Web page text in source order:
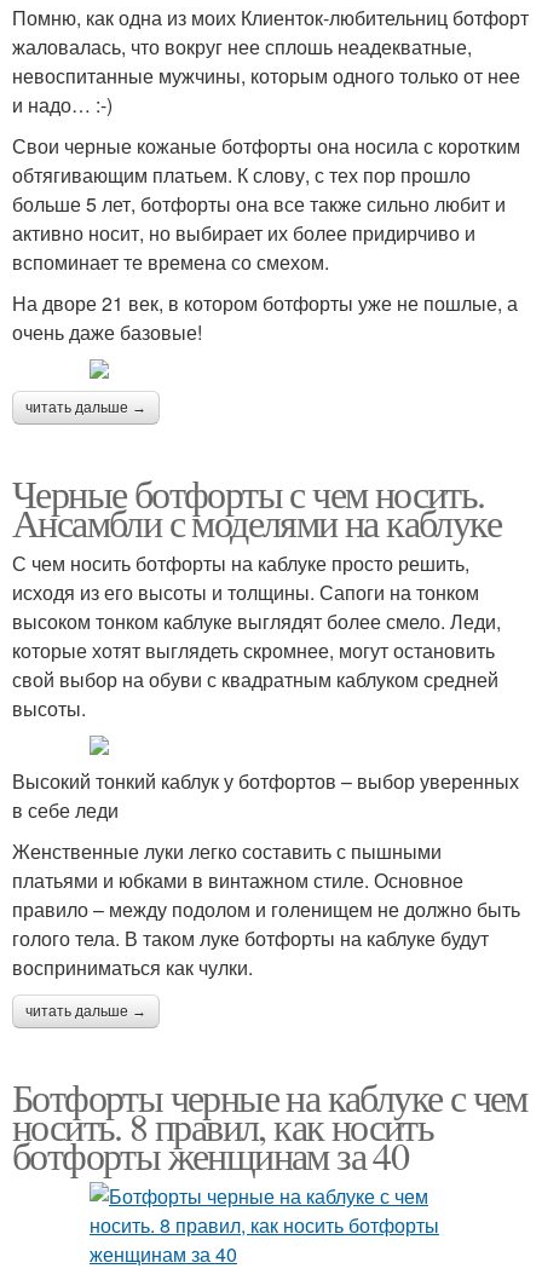
Помню, как одна из моих Клиенток-любительниц ботфорт
жаловалась, что вокруг нее сплошь неадекватные,
невоспитанные мужчины, которым одного только от нее
и надо… :-)
Свои черные кожаные ботфорты она носила с коротким
обтягивающим платьем. К слову, с тех пор прошло
больше 5 лет, ботфорты она все также сильно любит и
активно носит, но выбирает их более придирчиво и
вспоминает те времена со смехом.
На дворе 21 век, в котором ботфорты уже не пошлые, а
очень даже базовые!
читать дальше →
Черные ботфорты с чем носить.
Ансамбли с моделями на каблуке
С чем носить ботфорты на каблуке просто решить,
исходя из его высоты и толщины. Сапоги на тонком
высоком тонком каблуке выглядят более смело. Леди,
которые хотят выглядеть скромнее, могут остановить
свой выбор на обуви с квадратным каблуком средней
высоты.
Высокий тонкий каблук у ботфортов – выбор уверенных
в себе леди
Женственные луки легко составить с пышными
платьями и юбками в винтажном стиле. Основное
правило – между подолом и голенищем не должно быть
голого тела. В таком луке ботфорты на каблуке будут
восприниматься как чулки.
читать дальше →
Ботфорты черные на каблуке с чем
носить. 8 правил, как носить
ботфорты женщинам за 40